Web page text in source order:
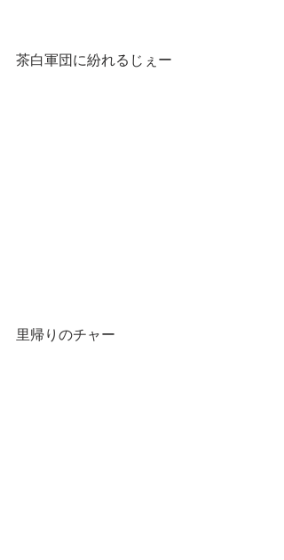
茶白軍団に紛れるじぇー
里帰りのチャー